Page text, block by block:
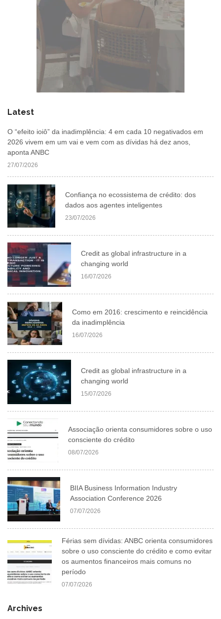
Latest
O “efeito ioiô” da inadimplência: 4 em cada 10 negativados em
2026 vivem em um vai e vem com as dívidas há dez anos,
aponta ANBC
27/07/2026
Confiança no ecossistema de crédito: dos
dados aos agentes inteligentes
23/07/2026
Credit as global infrastructure in a
changing world
16/07/2026
Como em 2016: crescimento e reincidência
da inadimplência
16/07/2026
Credit as global infrastructure in a
changing world
15/07/2026
Associação orienta consumidores sobre o uso
consciente do crédito
08/07/2026
BIIA Business Information Industry
Association Conference 2026
07/07/2026
Férias sem dívidas: ANBC orienta consumidores
sobre o uso consciente do crédito e como evitar
os aumentos financeiros mais comuns no
período
07/07/2026
Archives